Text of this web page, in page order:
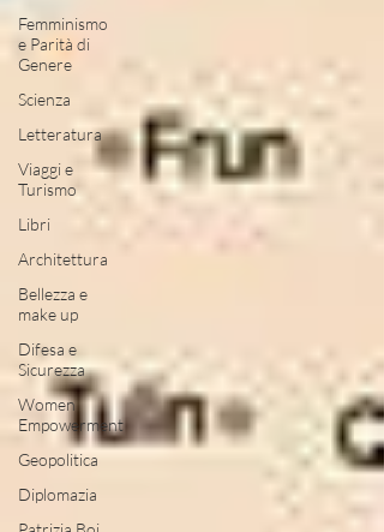
Femminismo
e Parità di
Genere
Scienza
Letteratura
Viaggi e
Turismo
Libri
Architettura
Bellezza e
make up
Difesa e
Sicurezza
Women
Empowerment
Geopolitica
Diplomazia